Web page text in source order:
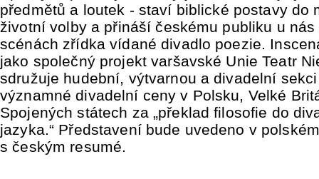
předmětů a loutek - staví biblické postavy do
životní volby a přináší českému publiku u
scénách zřídka vídané divadlo poezie.
jako společný projekt varšavské Unie Teatr
sdružuje hudební, výtvarnou a divadelní
významné divadelní ceny v Polsku, Velké
Spojených státech za „překlad filosofie do
jazyka.“ Představení bude uvedeno v
s českým resumé.